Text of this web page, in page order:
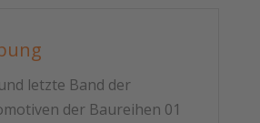
letzte Band der
der Baureihen 01